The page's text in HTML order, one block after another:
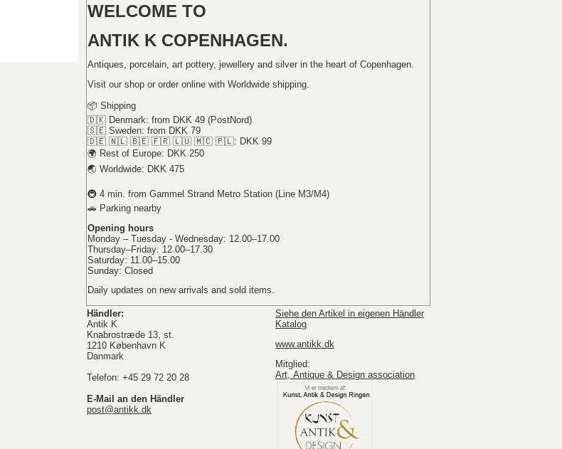
WELCOME TO
ANTIK K COPENHAGEN.
Antiques, porcelain, art pottery, jewellery and silver in the heart of Copenhagen.
Visit our shop or order online with Worldwide shipping.
📦 Shipping
🇩🇰 Denmark: from DKK 49 (PostNord)
🇸🇪 Sweden: from DKK 79
🇩🇪 🇳🇱 🇧🇪 🇫🇷 🇱🇺 🇲🇨 🇵🇱: DKK 99
🌍 Rest of Europe: DKK 250
🌏 Worldwide: DKK 475
🚇 4 min. from Gammel Strand Metro Station (Line M3/M4)
🚗 Parking nearby
Opening hours
Monday – Tuesday - Wednesday: 12.00–17.00
Thursday–Friday: 12.00–17.30
Saturday: 11.00–15.00
Sunday: Closed
Daily updates on new arrivals and sold items.
Händler:
Antik K
Knabrostræde 13, st.
1210 København K
Danmark
Telefon: +45 29 72 20 28
E-Mail an den Händler
post@antikk.dk
Siehe den Artikel in eigenen Händler
Katalog
www.antikk.dk
Mitglied:
Art, Antique & Design association